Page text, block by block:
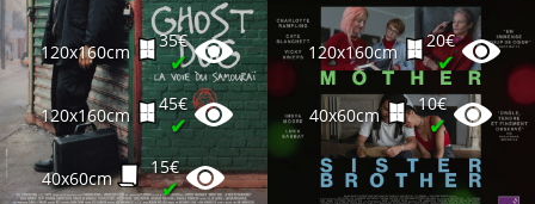
120x160cm
35€
✔
120x160cm
45€
✔
40x60cm
15€
✔
120x160cm
20€
✔
40x60cm
10€
✔